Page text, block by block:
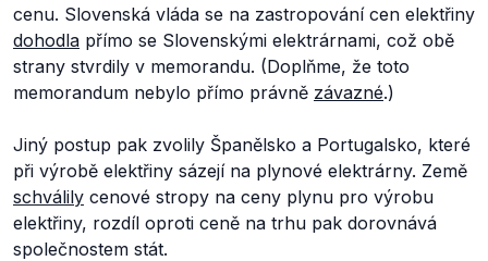
cenu. Slovenská vláda se na zastropování cen elektřiny
dohodla přímo se Slovenskými elektrárnami, což obě
strany stvrdily v memorandu. (Doplňme, že toto
memorandum nebylo přímo právně závazné.)
Jiný postup pak zvolily Španělsko a Portugalsko, které
při výrobě elektřiny sázejí na plynové elektrárny. Země
schválily cenové stropy na ceny plynu pro výrobu
elektřiny, rozdíl oproti ceně na trhu pak dorovnává
společnostem stát.